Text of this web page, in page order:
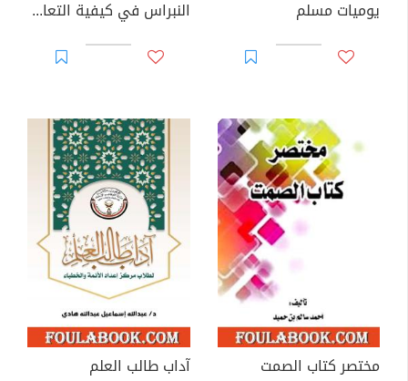
يوميات مسلم النبراس في كيفية التعامل مع الناس
مختصر كتاب الصمت آداب طالب العلم